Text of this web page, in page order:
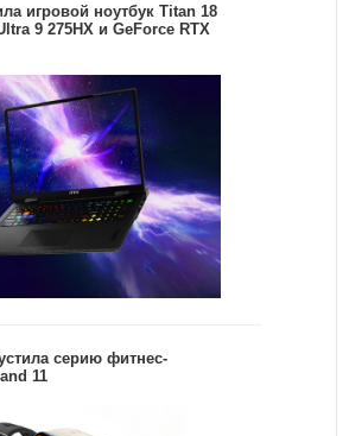
игровой ноутбук Titan 18
9 275HX и GeForce RTX
серию фитнес-
11